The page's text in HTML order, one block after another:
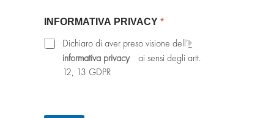
A
T
e
l
INFORMATIVA PRIVACY *
Dichiaro di aver preso visione dell’
informativa privacy
ai sensi degli artt.
12, 13 GDPR